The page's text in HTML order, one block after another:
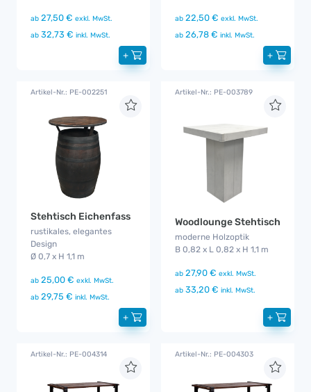
ab 27,50 € exkl. MwSt.
ab 32,73 € inkl. MwSt.
+
ab 22,50 € exkl. MwSt.
ab 26,78 € inkl. MwSt.
+
Artikel-Nr.: PE-002251
Stehtisch Eichenfass
rustikales, elegantes
Design
Ø 0,7 x H 1,1 m
ab 25,00 € exkl. MwSt.
ab 29,75 € inkl. MwSt.
+
Artikel-Nr.: PE-003789
Woodlounge Stehtisch
moderne Holzoptik
B 0,82 x L 0,82 x H 1,1 m
ab 27,90 € exkl. MwSt.
ab 33,20 € inkl. MwSt.
+
Artikel-Nr.: PE-004314 Artikel-Nr.: PE-004303